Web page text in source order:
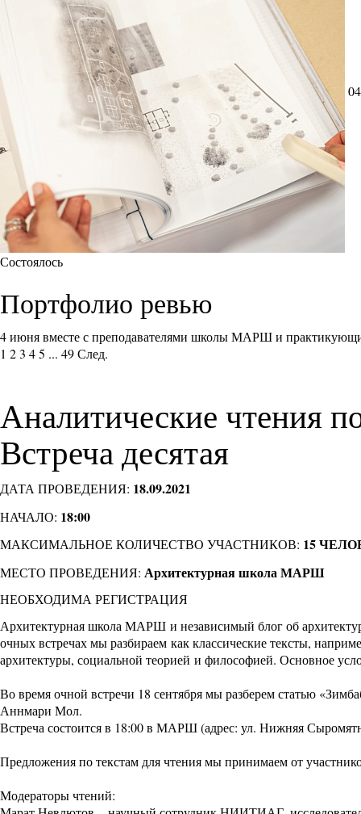
Состоялось
Портфолио ревью
4 июня вместе с преподавателями школы МАРШ и
1 23 45 ... 49След.
Аналитические чтения
Встреча десятая
ДАТА ПРОВЕДЕНИЯ: 18.09.2021
НАЧАЛО: 18:00
МАКСИМАЛЬНОЕ КОЛИЧЕСТВО УЧАСТНИКОВ: 15
МЕСТО ПРОВЕДЕНИЯ: Архитектурная школа МАРШ
НЕОБХОДИМА РЕГИСТРАЦИЯ
Архитектурная школа МАРШ и независимый блог об
очных встречах мы разбираем как классические тексты,
архитектуры, социальной теорией и философией. Основное
Во время очной встречи 18 сентября мы разберем статью
Аннмари Мол.
Встреча состоится в 18:00 в МАРШ (адрес: ул. Нижняя
Предложения по текстам для чтения мы принимаем от
Модераторы чтений: